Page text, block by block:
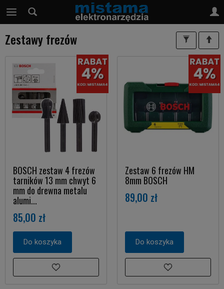
Zestawy frezów
BOSCH zestaw 4 frezów
tarników 13 mm chwyt 6
mm do drewna metalu
alumi...
85,00 zł
Do koszyka
Zestaw 6 frezów HM
8mm BOSCH
89,00 zł
Do koszyka